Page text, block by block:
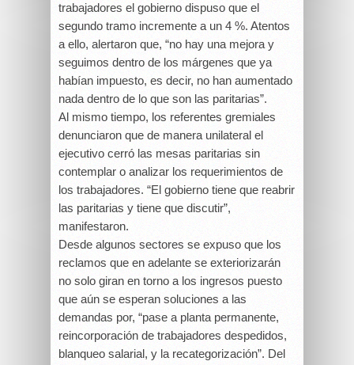
trabajadores el gobierno dispuso que el
segundo tramo incremente a un 4 %. Atentos
a ello, alertaron que, “no hay una mejora y
seguimos dentro de los márgenes que ya
habían impuesto, es decir, no han aumentado
nada dentro de lo que son las paritarias”.
Al mismo tiempo, los referentes gremiales
denunciaron que de manera unilateral el
ejecutivo cerró las mesas paritarias sin
contemplar o analizar los requerimientos de
los trabajadores. “El gobierno tiene que reabrir
las paritarias y tiene que discutir”,
manifestaron.
Desde algunos sectores se expuso que los
reclamos que en adelante se exteriorizarán
no solo giran en torno a los ingresos puesto
que aún se esperan soluciones a las
demandas por, “pase a planta permanente,
reincorporación de trabajadores despedidos,
blanqueo salarial, y la recategorización”. Del